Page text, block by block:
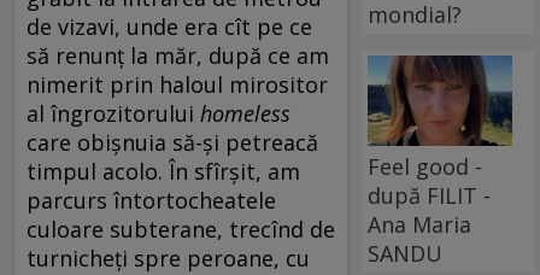
de vizavi, unde era cît pe ce
să renunț la măr, după ce am
nimerit prin haloul mirositor
al îngrozitorului homeless
care obișnuia să-și petreacă
timpul acolo. În sfîrșit, am
parcurs în­tor­tocheatele
culoare subterane, trecînd de
turnicheți spre peroane, cu
mondial?
Feel good -
după FILIT -
Ana Maria
SANDU